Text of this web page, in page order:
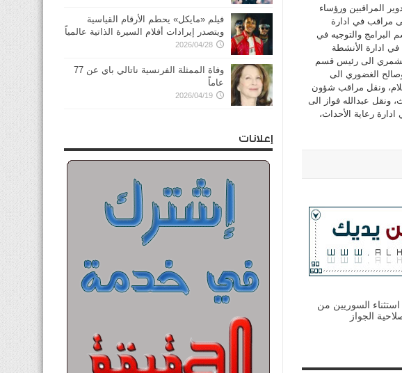
المراقبين ورؤساء
مراقب في ادارة
البرامج والتوجيه في
ادارة الأنشطة
الشمري الى رئيس قسم
الغضوري الى
ونقل مراقب شؤون
ونقل عبدالله فواز الى
رعاية الأحداث،
السوريين من
الجواز
فيلم «مايكل» يحطم الأرقام القياسية
ويتصدر إيرادات أفلام السيرة الذاتية عالمياً
2026/04/28
وفاة الممثلة الفرنسية ناتالي باي عن 77
عاماً
2026/04/19
إعلانات